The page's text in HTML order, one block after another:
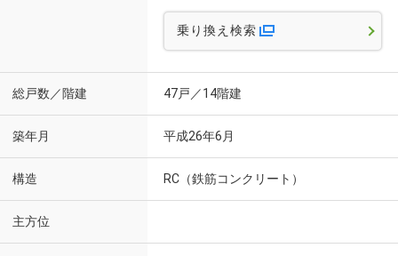
乗り換え検索
総戸数／階建 47戸／14階建
築年月 平成26年6月
構造 RC（鉄筋コンクリート）
主方位